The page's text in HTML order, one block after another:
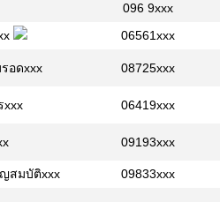
096 9xxx
06561xxx
อดxxx 08725xxx
06419xxx
09193xxx
สมบัติxxx 09833xxx